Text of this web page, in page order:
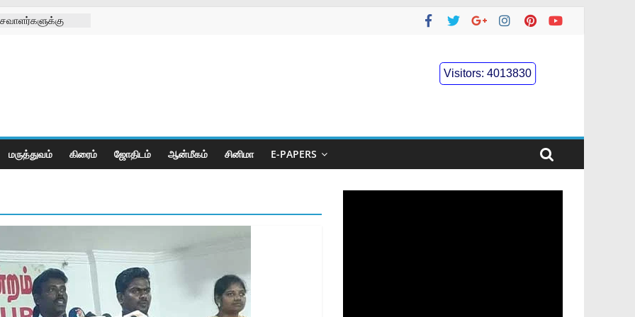
சார்பாக
Visitors:4013830
மருத்துவம் கிரைம் ஜோ‌திட‌ம் ஆன்மீகம் சினிமா E-PAPERS